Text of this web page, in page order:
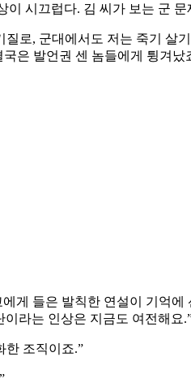
이 시끄럽다. 김 씨가 보는 군
로, 군대에서도 저는 죽기
은 발언권 센 놈들에게 튕겨
게 들은 발칙한 연설이 기억
라는 인상은 지금도 여전해요
한 조직이죠.”